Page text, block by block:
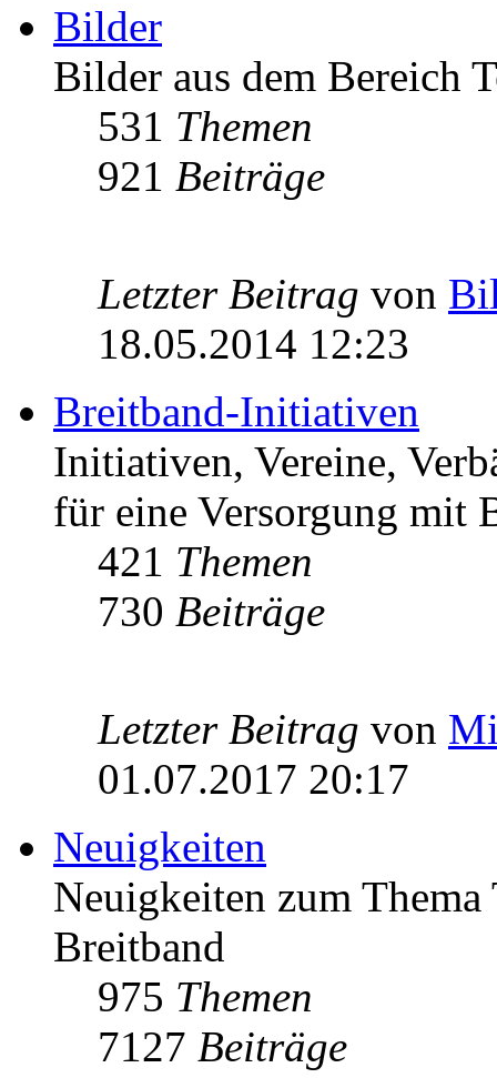
Bilder
Bilder aus dem Bereich
531 Themen
921 Beiträge
Letzter Beitrag von
18.05.2014 12:23
Breitband-Initiativen
Initiativen, Vereine,
für eine Versorgung mit
421 Themen
730 Beiträge
Letzter Beitrag von
01.07.2017 20:17
Neuigkeiten
Neuigkeiten zum
Breitband
975 Themen
7127 Beiträge